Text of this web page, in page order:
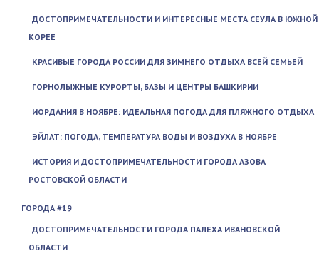
ДОСТОПРИМЕЧАТЕЛЬНОСТИ И ИНТЕРЕСНЫЕ МЕСТА СЕУЛА В ЮЖНОЙ
КОРЕЕ
КРАСИВЫЕ ГОРОДА РОССИИ ДЛЯ ЗИМНЕГО ОТДЫХА ВСЕЙ СЕМЬЕЙ
ГОРНОЛЫЖНЫЕ КУРОРТЫ, БАЗЫ И ЦЕНТРЫ БАШКИРИИ
ИОРДАНИЯ В НОЯБРЕ: ИДЕАЛЬНАЯ ПОГОДА ДЛЯ ПЛЯЖНОГО ОТДЫХА
ЭЙЛАТ: ПОГОДА, ТЕМПЕРАТУРА ВОДЫ И ВОЗДУХА В НОЯБРЕ
ИСТОРИЯ И ДОСТОПРИМЕЧАТЕЛЬНОСТИ ГОРОДА АЗОВА
РОСТОВСКОЙ ОБЛАСТИ
ГОРОДА #19
ДОСТОПРИМЕЧАТЕЛЬНОСТИ ГОРОДА ПАЛЕХА ИВАНОВСКОЙ
ОБЛАСТИ